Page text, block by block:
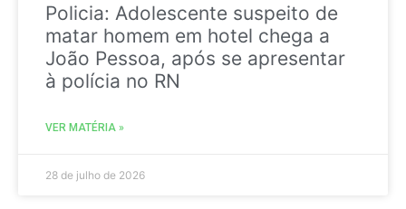
Policia: Adolescente suspeito de
matar homem em hotel chega a
João Pessoa, após se apresentar
à polícia no RN
VER MATÉRIA »
28 de julho de 2026